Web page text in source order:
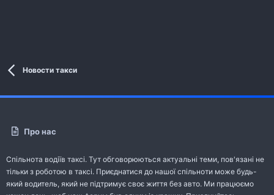
Новости такси
Про нас
Спільнота водіїв таксі. Тут обговорюються актуальні теми, пов'язані не
тільки з роботою в таксі. Приєднатися до нашої спільноти може будь-
який водитель, який не підтримує своє життя без авто. Ми працюємо